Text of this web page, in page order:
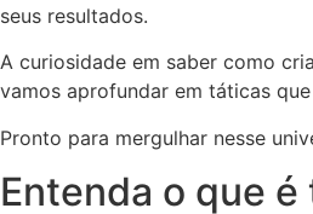
seus resultados.
A curiosidade em saber como
vamos aprofundar em táticas
Pronto para mergulhar nesse
Entenda o que